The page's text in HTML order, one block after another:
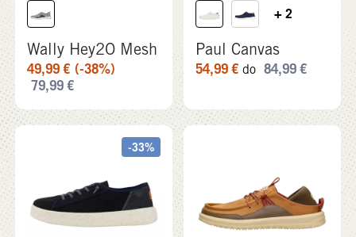
Wally Hey2O Mesh
49,99€ (-38%)
79,99€
+ 2
Paul Canvas
54,99€ do 84,99€
-33%